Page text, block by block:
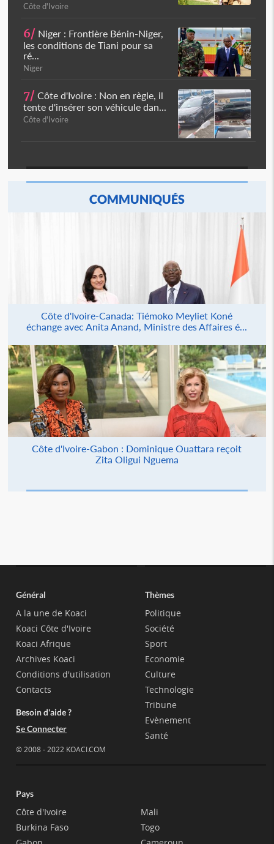
Côte d'Ivoire
6/ Niger : Frontière Bénin-Niger,
les conditions de Tiani pour sa
ré...
Niger
7/ Côte d'Ivoire : Non en règle, il
tente d'insérer son véhicule dan...
Côte d'Ivoire
COMMUNIQUÉS
Côte d'Ivoire-Canada: Tiémoko Meyliet Koné
échange avec Anita Anand, Ministre des Affaires é...
Côte d'Ivoire-Gabon : Dominique Ouattara reçoit
Zita Oligui Nguema
Général
A la une de Koaci
Koaci Côte d'Ivoire
Koaci Afrique
Archives Koaci
Conditions d'utilisation
Contacts
Besoin d'aide ?
Se Connecter
© 2008 - 2022 KOACI.COM
Thèmes
Politique
Société
Sport
Economie
Culture
Technologie
Tribune
Evènement
Santé
Pays
Côte d'Ivoire
Burkina Faso
Mali
Togo